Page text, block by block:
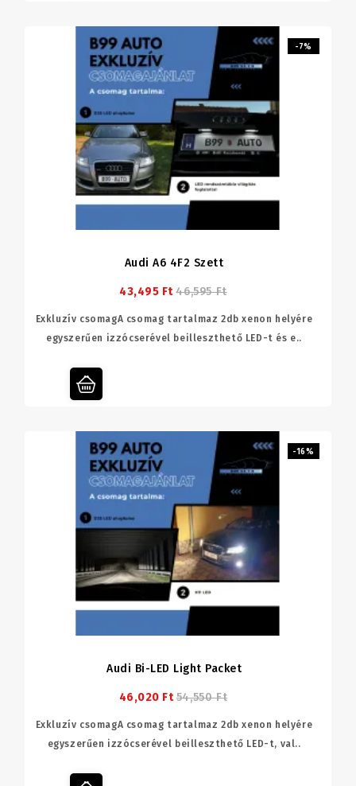
-7%
Audi A6 4F2 Szett
43,495 Ft 46,595 Ft
Exkluzív csomagA csomag tartalmaz 2db xenon helyére
egyszerűen izzócserével beilleszthető LED-t és e..
-16%
Audi Bi-LED Light Packet
46,020 Ft 54,550 Ft
Exkluzív csomagA csomag tartalmaz 2db xenon helyére
egyszerűen izzócserével beilleszthető LED-t, val..